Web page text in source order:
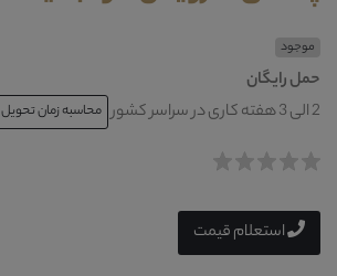
موجود
حمل رایگان
2 الی 3 هفته کاری در سراسر کشور
محاسبه زمان تحویل
استعلام قیمت